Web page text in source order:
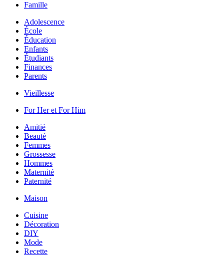
Famille
Adolescence
École
Éducation
Enfants
Étudiants
Finances
Parents
Vieillesse
For Her et For Him
Amitié
Beauté
Femmes
Grossesse
Hommes
Maternité
Paternité
Maison
Cuisine
Décoration
DIY
Mode
Recette